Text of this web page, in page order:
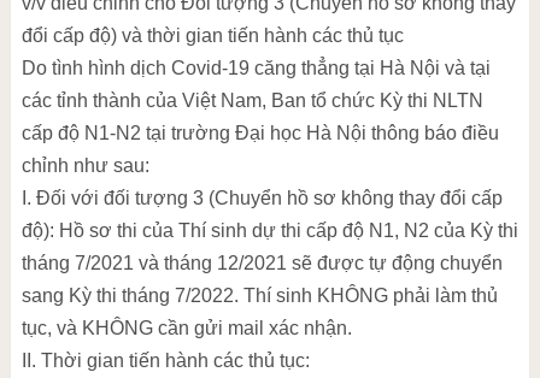
đổi cấp độ) và thời gian tiến hành các thủ tục
Do tình hình dịch Covid-19 căng thẳng tại Hà Nội và tại
các tỉnh thành của Việt Nam, Ban tổ chức Kỳ thi NLTN
cấp độ N1-N2 tại trường Đại học Hà Nội thông báo điều
chỉnh như sau:
I. Đối với đối tượng 3 (Chuyển hồ sơ không thay đổi cấp
độ): Hồ sơ thi của Thí sinh dự thi cấp độ N1, N2 của Kỳ thi
tháng 7/2021 và tháng 12/2021 sẽ được tự động chuyển
sang Kỳ thi tháng 7/2022. Thí sinh KHÔNG phải làm thủ
tục, và KHÔNG cần gửi mail xác nhận.
II. Thời gian tiến hành các thủ tục: